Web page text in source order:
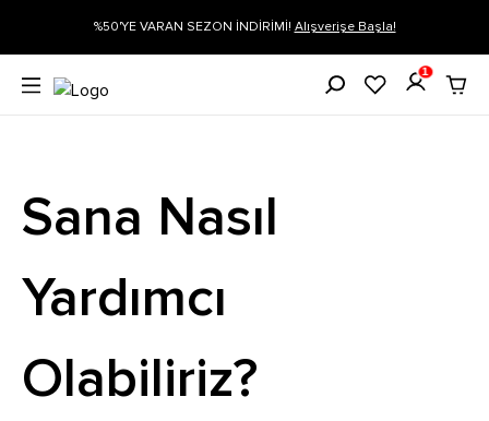
%50'YE VARAN SEZON İNDİRİMİ! Alışverişe Başla!
1
Sana Nasıl
Yardımcı
Olabiliriz?